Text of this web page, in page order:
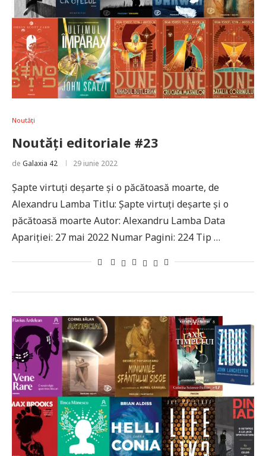
Noutăți
Noutăți editoriale #23
de Galaxia 42 29 iunie 2022
Șapte virtuți deșarte și o păcătoasă moarte, de
Alexandru Lamba Titlu: Șapte virtuți deșarte și o
păcătoasă moarte Autor: Alexandru Lamba Data
Apariției: 27 mai 2022 Numar Pagini: 224 Tip …